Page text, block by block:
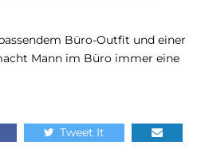
Büro-Outfit und einer
Mann im Büro immer eine
Tweet It